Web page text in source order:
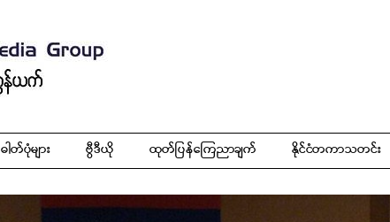
ဓါတ်ပုံများ ဗွီဒီယို ထုတ်ပြန်ကြေညာချက် နိုင်ငံတကာသတင်း